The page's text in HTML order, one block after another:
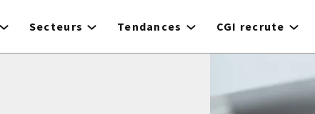
Secteurs Tendances CGI recrute